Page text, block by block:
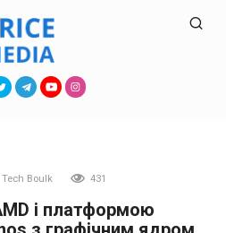
Tech Boulk 431
і платформою